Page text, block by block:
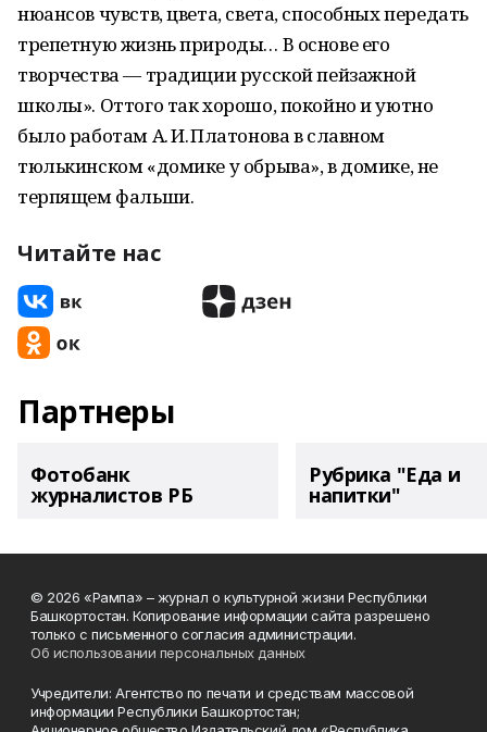
нюансов чувств, цвета, света, способных передать
трепетную жизнь природы… В основе его
творчества — традиции русской пейзажной
школы». Оттого так хорошо, покойно и уютно
было работам А. И. Платонова в славном
тюлькинском «домике у обрыва», в домике, не
терпящем фальши.
Читайте нас
Партнеры
Фотобанк
журналистов РБ
Рубрика "Еда и
напитки"
© 2026 «Рампа» – журнал о культурной жизни Республики
Башкортостан. Копирование информации сайта разрешено
только с письменного согласия администрации.
Об использовании персональных данных
Учредители: Агентство по печати и средствам массовой
информации Республики Башкортостан;